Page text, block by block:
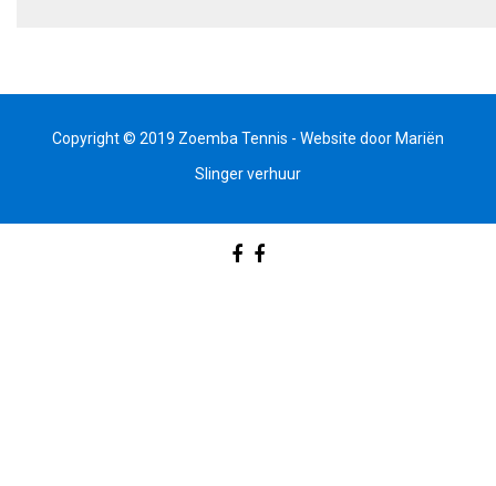
Copyright © 2019 Zoemba Tennis - Website door Mariën
Slinger verhuur